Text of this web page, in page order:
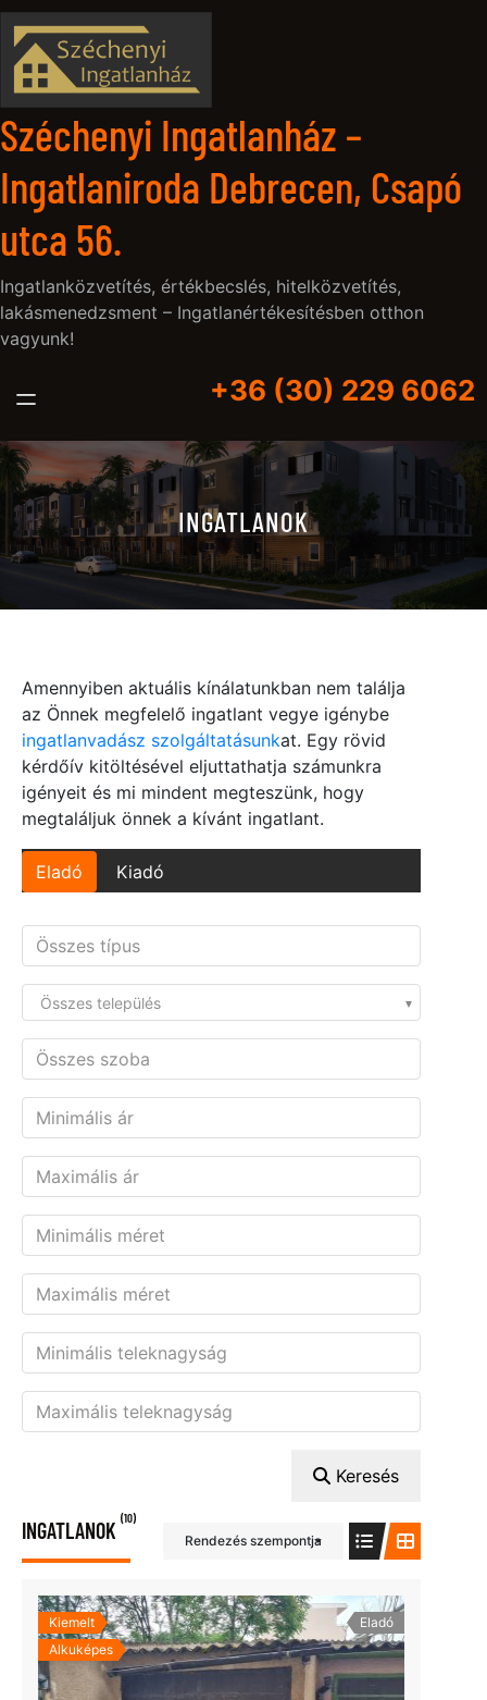
Ugrás
tartalomhoz
Széchenyi Ingatlanház –
Ingatlaniroda Debrecen, Csapó
utca 56.
Ingatlanközvetítés, értékbecslés, hitelközvetítés,
lakásmenedzsment – Ingatlanértékesítésben otthon
vagyunk!
+36 (30) 229 6062
INGATLANOK
Amennyiben aktuális kínálatunkban nem találja
az Önnek megfelelő ingatlant vegye igénybe
ingatlanvadász szolgáltatásunkat. Egy rövid
kérdőív kitöltésével eljuttathatja számunkra
igényeit és mi mindent megteszünk, hogy
megtaláljuk önnek a kívánt ingatlant.
Eladó Kiadó
Összes település
Keresés
INGATLANOK (10)
Rendezés szempontja
Kiemelt
Alkuképes
Eladó